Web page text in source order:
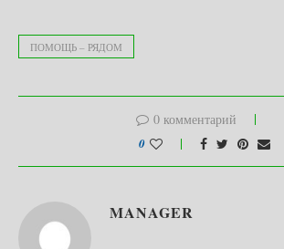
ПОМОЩЬ – РЯДОМ
0 комментарий
0
MANAGER